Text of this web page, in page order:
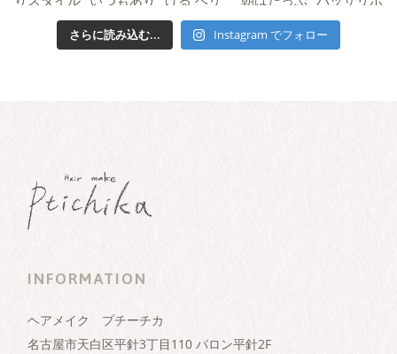
さらに読み込む... Instagram でフォロー
INFORMATION
ヘアメイク プチーチカ
名古屋市天白区平針3丁目110 バロン平針2F